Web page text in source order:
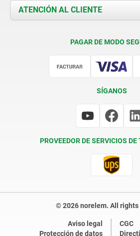
Contacto
Documents
ATENCIÓN AL CLIENTE
PAGAR DE MODO
SÍGANOS
PROVEEDOR DE SERVICIOS
© 2026 norelem. All rights
Aviso legal
CGC
Protección de datos